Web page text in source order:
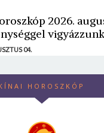
2026.
04.
HOROSZKÓP